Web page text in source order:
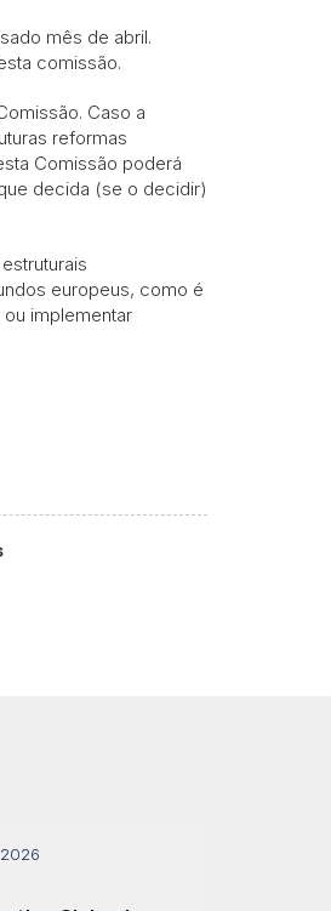
mês de abril.
comissão.
Caso a
reformas
Comissão poderá
decida (se o decidir)
europeus, como é
implementar